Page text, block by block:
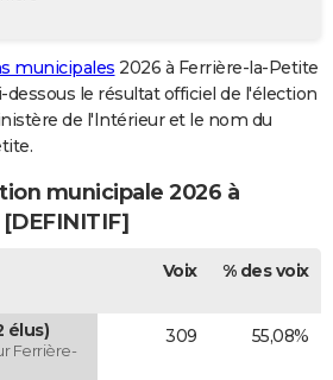
municipales 2026 à Ferrière-la-Petite
le résultat officiel de l'élection
de l'Intérieur et le nom du
municipale 2026 à
Voix % des voix
élus)
Ferrière-
309 55,08%